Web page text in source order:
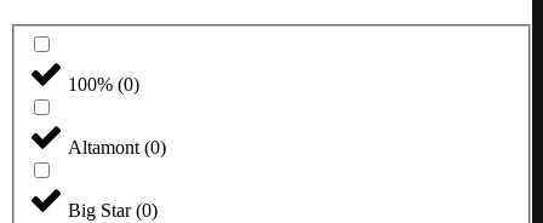
100% (0)
Altamont (0)
Big Star(0)